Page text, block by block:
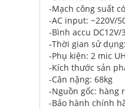
-Mạch công suất
-AC input: ~220V/
-Bình accu DC12V/
-Thời gian sử
-Phụ kiện: 2 mic
-Kích thước sản
-Cân nặng: 68kg
-Nguồn gốc: hàng
-Bảo hành chính